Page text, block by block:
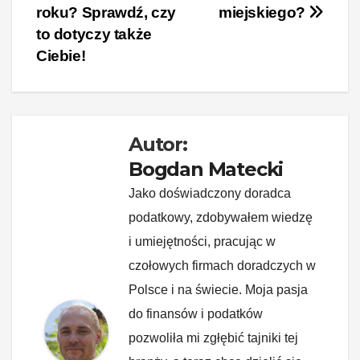
o
o
n
miejskiego?
roku? Sprawdź, czy
to dotyczy także
Ciebie!
Autor:
Bogdan Matecki
Jako doświadczony doradca
podatkowy, zdobywałem wiedzę
i umiejętności, pracując w
czołowych firmach doradczych w
Polsce i na świecie. Moja pasja
do finansów i podatków
pozwoliła mi zgłębić tajniki tej